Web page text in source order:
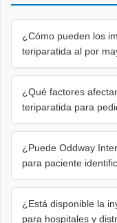
¿Cómo pueden los
teriparatida al por
¿Qué factores
teriparatida para
¿Puede Oddway
para paciente
¿Está disponible la
para hospitales y